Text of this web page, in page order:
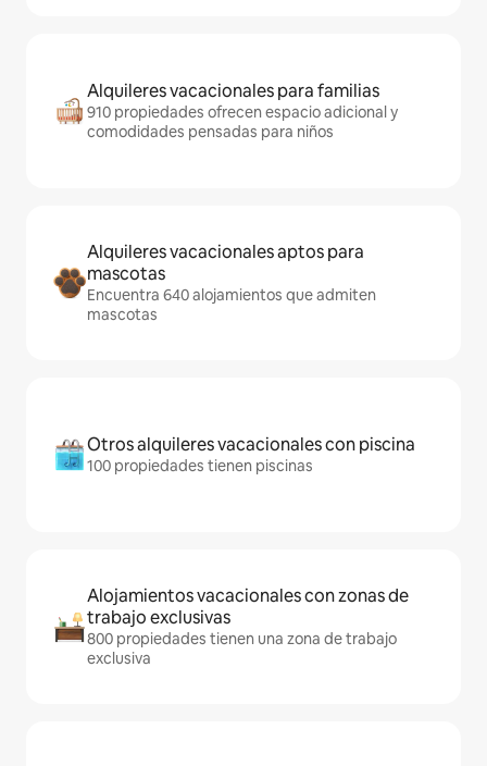
Alquileres vacacionales para familias
910 propiedades ofrecen espacio adicional y
comodidades pensadas para niños
Alquileres vacacionales aptos para
mascotas
Encuentra 640 alojamientos que admiten
mascotas
Otros alquileres vacacionales con piscina
100 propiedades tienen piscinas
Alojamientos vacacionales con zonas de
trabajo exclusivas
800 propiedades tienen una zona de trabajo
exclusiva